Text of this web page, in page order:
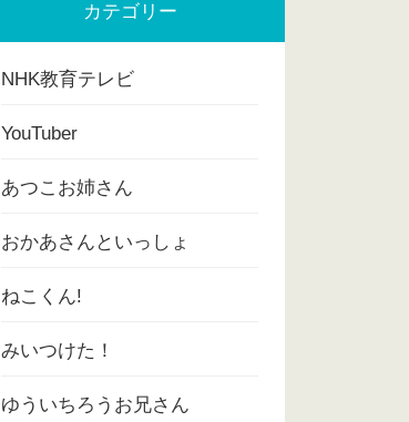
カテゴリー
NHK教育テレビ
YouTuber
あつこお姉さん
おかあさんといっしょ
ねこくん!
みいつけた！
ゆういちろうお兄さん